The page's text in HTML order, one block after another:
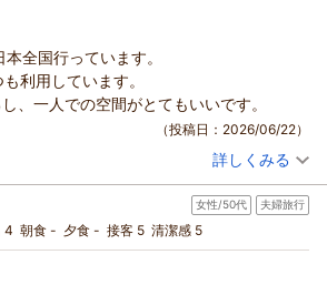
ておられました。
だと思います。同じようなホテルが他府
別の旅行のときに同じ系列のコンテナホ
です。
円(大人一人あたり/税込)
からの返信
Yard丸亀をご利用いただきまして誠に
。
ご満足頂けたようでスタッフ一同大変嬉
一層ご満足頂けるホテルを目指して参り
にお越しの際には、ぜひ当ホテルをご利
のお越しをスタッフ一同、心からお待ち
亀 スタッフ一同
全国行っています。
利用しています。
、一人での空間がとてもいいです。
（投稿日：2026/06/22）
/60代)
ド】ビジネスや観光の拠点に♪軽食＆ホットドリ
】
ダブル 食事なし
円(大人一人あたり/税込)
詳しくみる
女性/50代 夫婦旅行
4 朝食 - 夕食 - 接客 5 清潔感 5